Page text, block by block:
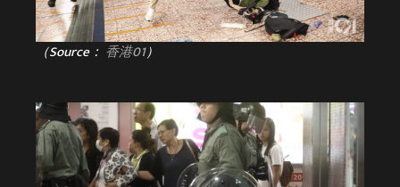
（Source： 香港01）